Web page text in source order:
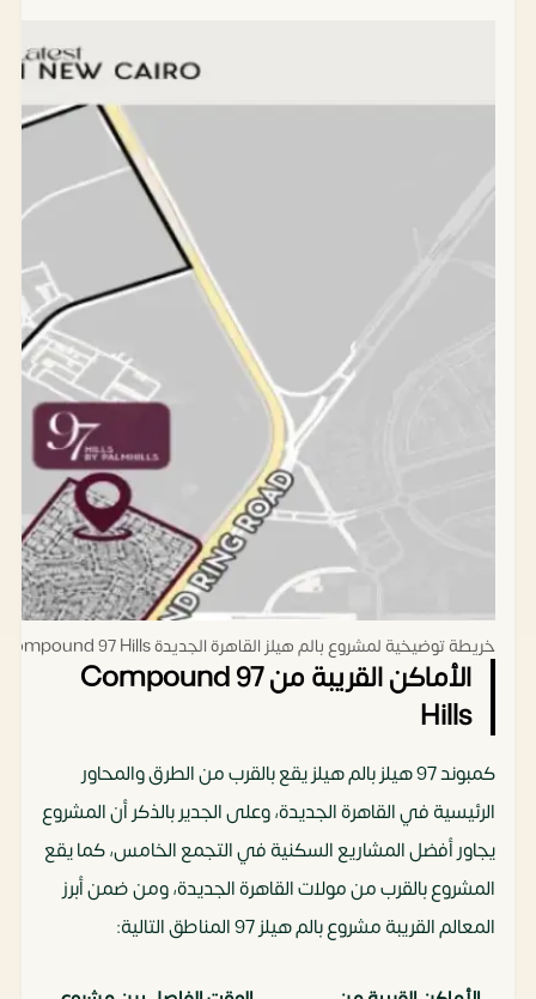
خريطة توضيخية لمشروع بالم هيلز القاهرة الجديدة Compound 97 Hills
الأماكن القريبة من Compound 97
Hills
كمبوند 97 هيلز بالم هيلز يقع بالقرب من الطرق والمحاور
الرئيسية في القاهرة الجديدة، وعلى الجدير بالذكر أن المشروع
يجاور أفضل المشاريع السكنية في التجمع الخامس، كما يقع
المشروع بالقرب من مولات القاهرة الجديدة، ومن ضمن أبرز
المعالم القريبة مشروع بالم هيلز 97 المناطق التالية: